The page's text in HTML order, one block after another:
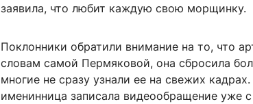
заявила, что любит каждую свою морщинку.
Поклонники обратили внимание на то, что
словам самой Пермяковой, она сбросила
многие не сразу узнали ее на свежих
именинница записала видеообращение уже